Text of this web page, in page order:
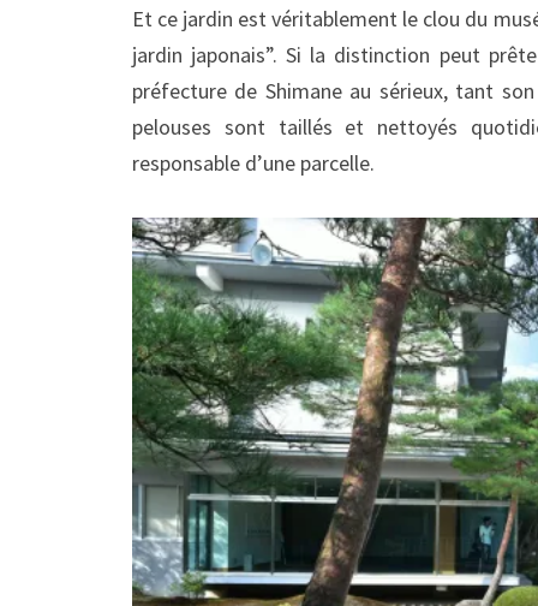
Et ce jardin est véritablement le clou du
jardin japonais”. Si la distinction peut
préfecture de Shimane au sérieux, tant
pelouses sont taillés et nettoyés
responsable d’une parcelle.